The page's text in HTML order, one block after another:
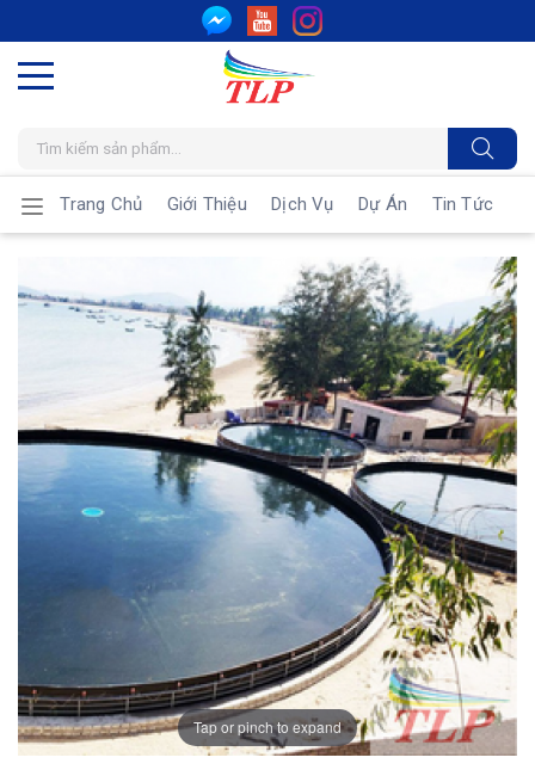
Trang Chủ Giới Thiệu Dịch Vụ Dự Án Tin Tức
Tap or pinch to expand